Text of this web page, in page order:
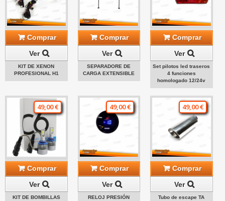
Comprar
Ver
KIT DE XENON
PROFESIONAL H1
Comprar
Ver
SEPARADORE DE
CARGA EXTENSIBLE
Comprar
Ver
Set pilotos led traseros
4 funciones
homologado 12/24v
49,00 €
Comprar
Ver
KIT DE BOMBILLAS
49,00 €
Comprar
Ver
RELOJ PRESIÓN
49,00 €
Comprar
Ver
Tubo de escape TA